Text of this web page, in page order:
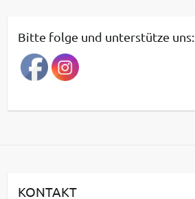
r
a
g
a
v
Bitte folge und unterstütze uns:
KONTAKT